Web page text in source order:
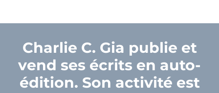
Charlie C. Gia publie et
vend ses écrits en auto-
édition. Son activité est